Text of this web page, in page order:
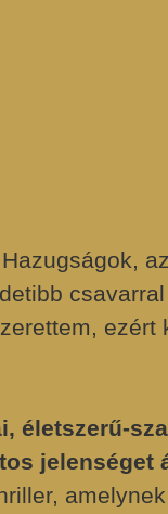
ezért
életszerű-
jelenséget